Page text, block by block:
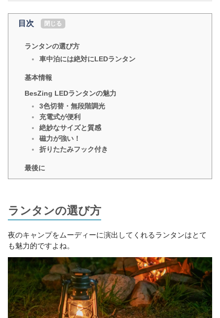
目次 閉じる
ランタンの選び方
車中泊には絶対にLEDランタン
基本情報
BesZing LEDランタンの魅力
3色切替・無段階調光
充電式が便利
絶妙なサイズと質感
磁力が強い！
折りたたみフック付き
最後に
ランタンの選び方
夜のキャンプをムーディーに演出してくれるランタンはとて
も魅力的ですよね。